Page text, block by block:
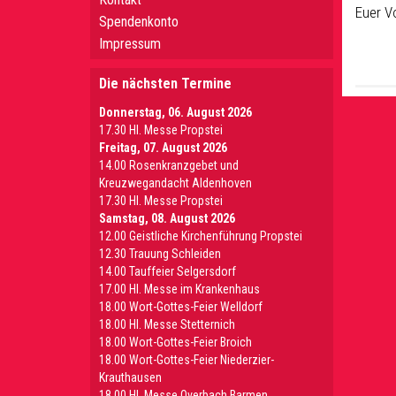
Euer
Spendenkonto
Impressum
Die nächsten Termine
Donnerstag, 06. August 2026
17.30 Hl. Messe Propstei
Freitag, 07. August 2026
14.00 Rosenkranzgebet und
Kreuzwegandacht Aldenhoven
17.30 Hl. Messe Propstei
Samstag, 08. August 2026
12.00 Geistliche Kirchenführung Propstei
12.30 Trauung Schleiden
14.00 Tauffeier Selgersdorf
17.00 Hl. Messe im Krankenhaus
18.00 Wort-Gottes-Feier Welldorf
18.00 Hl. Messe Stetternich
18.00 Wort-Gottes-Feier Broich
18.00 Wort-Gottes-Feier Niederzier-
Krauthausen